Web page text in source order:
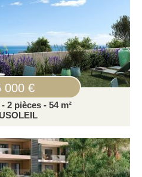
000 €
2 pièces - 54 m²